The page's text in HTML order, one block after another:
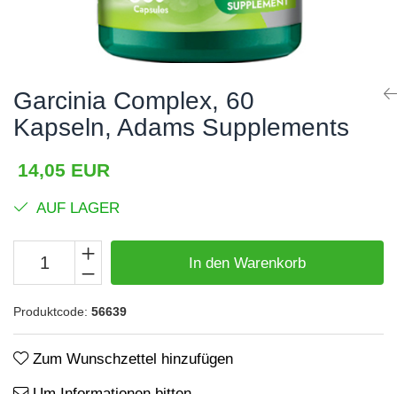
Zubehör
Shaker
Flakons
Proteinriegel
Andere Riegel
Haare, Haut und Nägel
Hepatobiliär
Hormonstörungen
Immunität
Knochensystem
Leichte Verdauung
Migräne
Muskelkrämpfe
Muskelsystem
Nervensystem
Garcinia Complex, 60
Kapseln, Adams Supplements
14,05 EUR
AUF LAGER
In den Warenkorb
Produktcode: 56639
Zum Wunschzettel hinzufügen